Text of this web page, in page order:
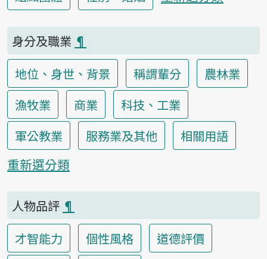
身分及職業 ¶
地位、身世、背景
稱謂輩分
農林業
漁牧業
商業
科技、工業
軍公教業
服務業及其他
相關用語
重新選分類
人物品評 ¶
才智能力
個性風格
道德評價